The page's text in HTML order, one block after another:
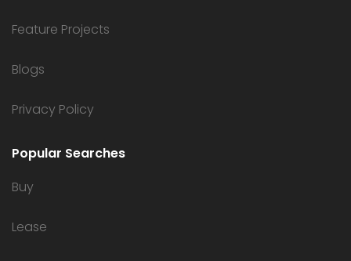
Feature Projects
Blogs
Privacy Policy
Popular Searches
Buy
Lease